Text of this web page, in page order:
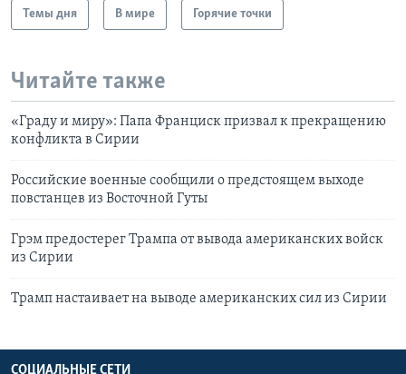
Темы дня В мире Горячие точки
Читайте также
«Граду и миру»: Папа Франциск призвал к прекращению
конфликта в Сирии
Российские военные сообщили о предстоящем выходе
повстанцев из Восточной Гуты
Грэм предостерег Трампа от вывода американских войск
из Сирии
Трамп настаивает на выводе американских сил из Сирии
СОЦИАЛЬНЫЕ СЕТИ